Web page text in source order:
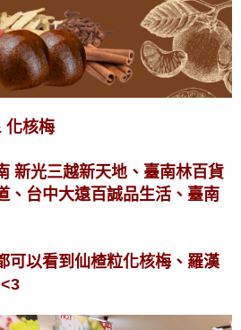
化核梅
新光三越新天地、臺南林百貨
、台中大遠百誠品生活、臺南
可以看到仙楂粒化核梅、羅漢